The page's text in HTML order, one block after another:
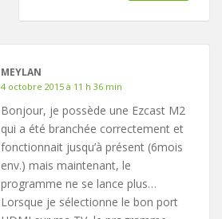
MEYLAN
4 octobre 2015 à 11 h 36 min
Bonjour, je possède une Ezcast M2
qui a été branchée correctement et
fonctionnait jusqu’à présent (6mois
env.) mais maintenant, le
programme ne se lance plus…
Lorsque je sélectionne le bon port